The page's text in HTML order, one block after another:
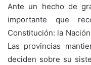
Ante un hecho de
importante que
Constitución: la
Las provincias
deciden sobre su